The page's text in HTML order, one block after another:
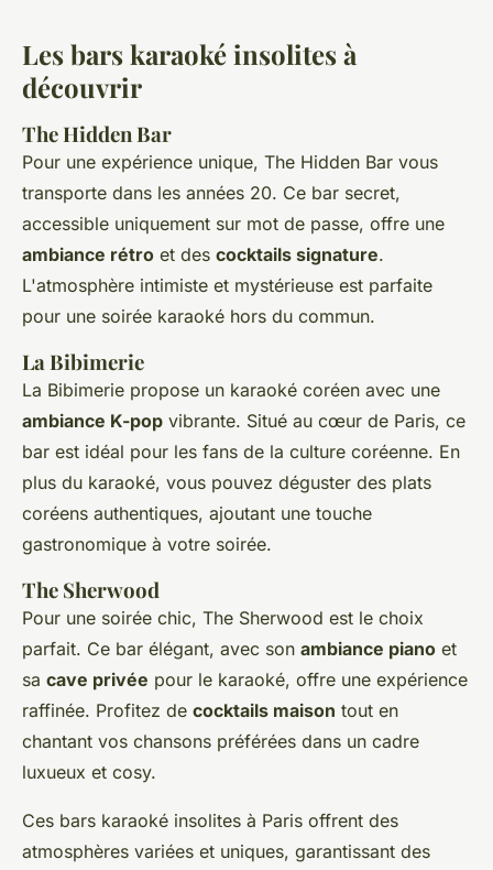
Les bars karaoké insolites à
découvrir
The Hidden Bar
Pour une expérience unique, The Hidden Bar vous
transporte dans les années 20. Ce bar secret,
accessible uniquement sur mot de passe, offre une
ambiance rétro et des cocktails signature.
L'atmosphère intimiste et mystérieuse est parfaite
pour une soirée karaoké hors du commun.
La Bibimerie
La Bibimerie propose un karaoké coréen avec une
ambiance K-pop vibrante. Situé au cœur de Paris, ce
bar est idéal pour les fans de la culture coréenne. En
plus du karaoké, vous pouvez déguster des plats
coréens authentiques, ajoutant une touche
gastronomique à votre soirée.
The Sherwood
Pour une soirée chic, The Sherwood est le choix
parfait. Ce bar élégant, avec son ambiance piano et
sa cave privée pour le karaoké, offre une expérience
raffinée. Profitez de cocktails maison tout en
chantant vos chansons préférées dans un cadre
luxueux et cosy.
Ces bars karaoké insolites à Paris offrent des
atmosphères variées et uniques, garantissant des